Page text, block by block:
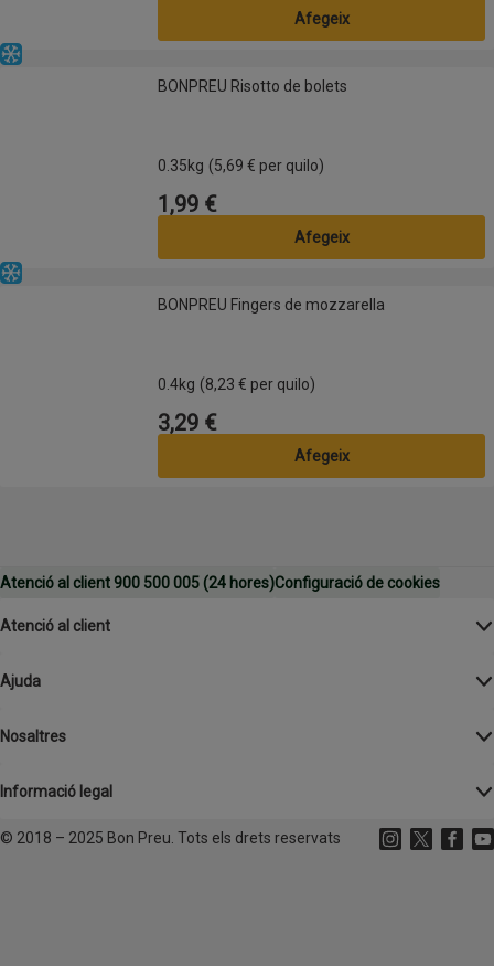
Afegeix
BONPREU Risotto de bolets
Congelat
BONPREU Risotto de bolets
0.35kg (5,69 € per quilo)
Preu
1,99 €
Afegeix
BONPREU Fingers de mozzarella
Congelat
BONPREU Fingers de mozzarella
0.4kg (8,23 € per quilo)
Preu
3,29 €
Afegeix
Atenció al client 900 500 005 (24 hores)Configuració de cookies
Atenció al client
Ajuda
Nosaltres
Informació legal
© 2018 – 2025 Bon Preu. Tots els drets reservats Instagram
(s'obre en
X (s'obre